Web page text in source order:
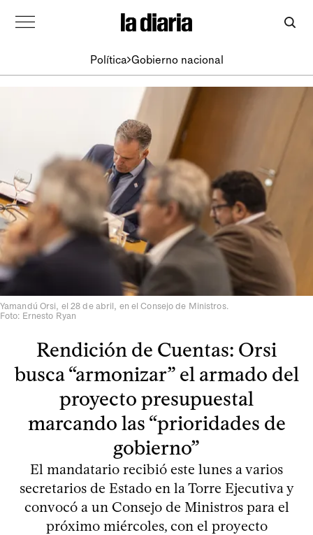
Política Gobierno nacional
Yamandú Orsi, el 28 de abril, en el Consejo de Ministros.
Foto: Ernesto Ryan
Rendición de Cuentas: Orsi
busca “armonizar” el armado del
proyecto presupuestal
marcando las “prioridades de
gobierno”
El mandatario recibió este lunes a varios
secretarios de Estado en la Torre Ejecutiva y
convocó a un Consejo de Ministros para el
próximo miércoles, con el proyecto